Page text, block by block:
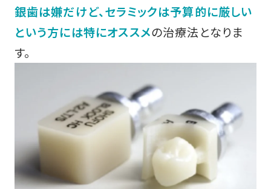
銀歯は嫌だけど、セラミックは予算的に厳しい
という方には特にオススメの治療法となりま
す。